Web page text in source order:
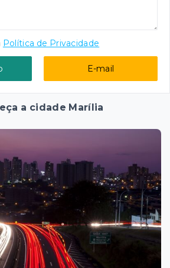
Política de Privacidade
E-mail
a cidade Marília